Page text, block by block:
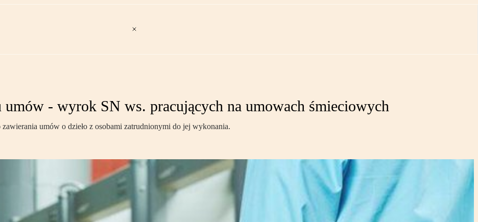
- wyrok SN ws. pracujących na umowach śmieciowych
umów o dzieło z osobami zatrudnionymi do jej wykonania.